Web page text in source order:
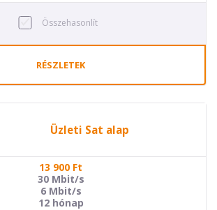
Összehasonlít
RÉSZLETEK
Üzleti Sat alap
13 900 Ft
30 Mbit/s
6 Mbit/s
12 hónap